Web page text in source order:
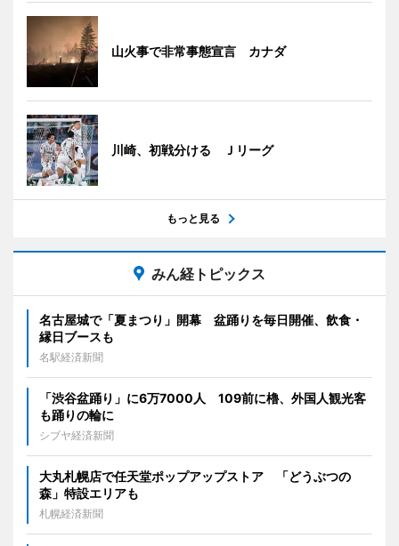
山火事で非常事態宣言 カナダ
川崎、初戦分ける Ｊリーグ
もっと見る
みん経トピックス
名古屋城で「夏まつり」開幕 盆踊りを毎日開催、飲食・
縁日ブースも
名駅経済新聞
「渋谷盆踊り」に6万7000人 109前に櫓、外国人観光客
も踊りの輪に
シブヤ経済新聞
大丸札幌店で任天堂ポップアップストア 「どうぶつの
森」特設エリアも
札幌経済新聞